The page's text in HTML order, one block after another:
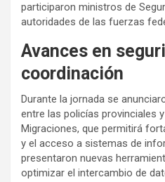
participaron ministros de
autoridades de las fuerzas
Avances en
coordinación
Durante la jornada se
entre las policías provinciales
Migraciones, que permitirá
y el acceso a sistemas de
presentaron nuevas
optimizar el intercambio de